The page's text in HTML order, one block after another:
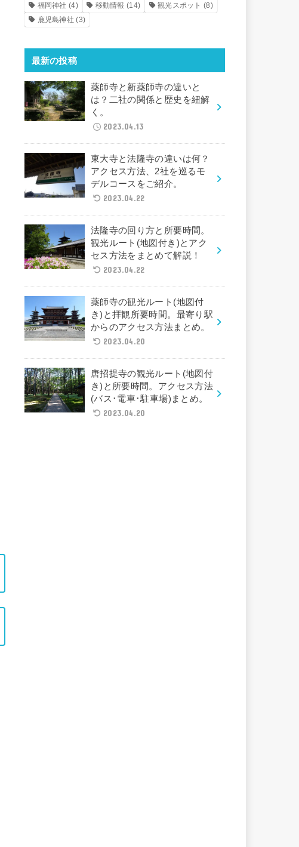
福岡神社 (4) 移動情報 (14) 観光スポット (8)
鹿児島神社 (3)
最新の投稿
薬師寺と新薬師寺の違いと
は？二社の関係と歴史を紐解
く。
2023.04.13
東大寺と法隆寺の違いは何？
アクセス方法、2社を巡るモ
デルコースをご紹介。
2023.04.22
法隆寺の回り方と所要時間。
観光ルート(地図付き)とアク
セス方法をまとめて解説！
2023.04.22
薬師寺の観光ルート(地図付
き)と拝観所要時間。最寄り駅
からのアクセス方法まとめ。
2023.04.20
唐招提寺の観光ルート(地図付
き)と所要時間。アクセス方法
(バス･電車･駐車場)まとめ。
2023.04.20